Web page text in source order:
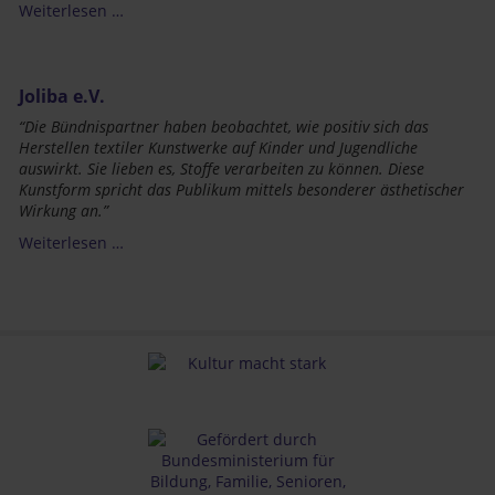
Weiterlesen …
Joliba e.V.
“Die Bündnispartner haben beobachtet, wie positiv sich das
Herstellen textiler Kunstwerke auf Kinder und Jugendliche
auswirkt. Sie lieben es, Stoffe verarbeiten zu können. Diese
Kunstform spricht das Publikum mittels besonderer ästhetischer
Wirkung an.”
Weiterlesen …